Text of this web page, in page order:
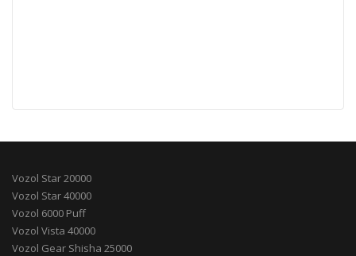
Vozol Star 20000
Vozol Star 40000
Vozol 6000 Puff
Vozol Vista 40000
Vozol Gear Shisha 25000